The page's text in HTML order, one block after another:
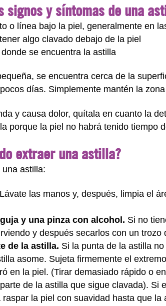
signos y síntomas de una
o línea bajo la piel, generalmente en
algo clavado debajo de la piel
se encuentra la astilla
se encuentra cerca de la
días. Simplemente mantén la
y causa dolor, quítala en cuanto la
porque la piel no habrá tenido tiempo
extraer una astilla?
astilla:
Lávate las manos y, después, limpia el
y una pinza con alcohol. Si no
y después secarlos con un trozo
de la astilla. Si la punta de la astilla
asome. Sujeta firmemente el
en la piel. (Tirar demasiado rápido o
de la astilla que sigue clavada). Si
la piel con suavidad hasta que